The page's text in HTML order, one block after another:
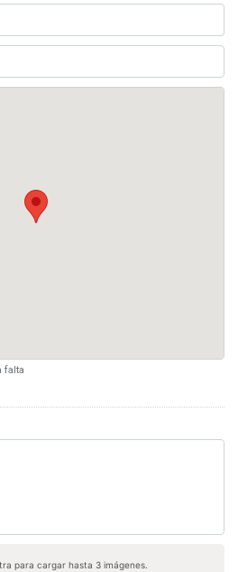
falta
para cargar hasta 3 imágenes.